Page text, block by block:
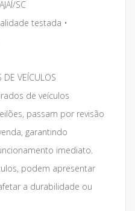
SC
testada •
DE VEÍCULOS
de veículos
passam por revisão
garantindo
imediato.
podem apresentar
a durabilidade ou